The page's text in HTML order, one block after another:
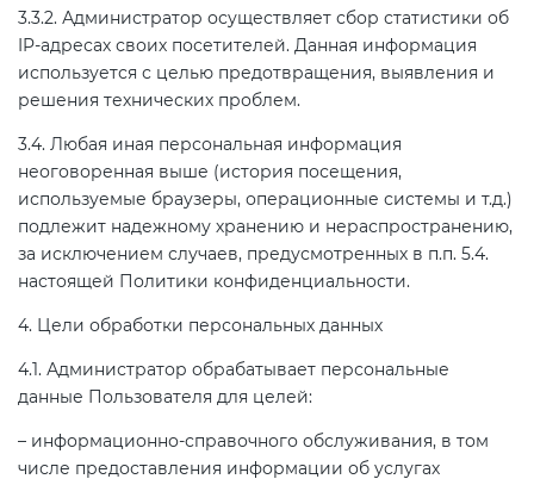
3.3.2. Администратор осуществляет сбор статистики об
IP-адресах своих посетителей. Данная информация
используется с целью предотвращения, выявления и
решения технических проблем.
3.4. Любая иная персональная информация
неоговоренная выше (история посещения,
используемые браузеры, операционные системы и т.д.)
подлежит надежному хранению и нераспространению,
за исключением случаев, предусмотренных в п.п. 5.4.
настоящей Политики конфиденциальности.
4. Цели обработки персональных данных
4.1. Администратор обрабатывает персональные
данные Пользователя для целей:
– информационно-справочного обслуживания, в том
числе предоставления информации об услугах